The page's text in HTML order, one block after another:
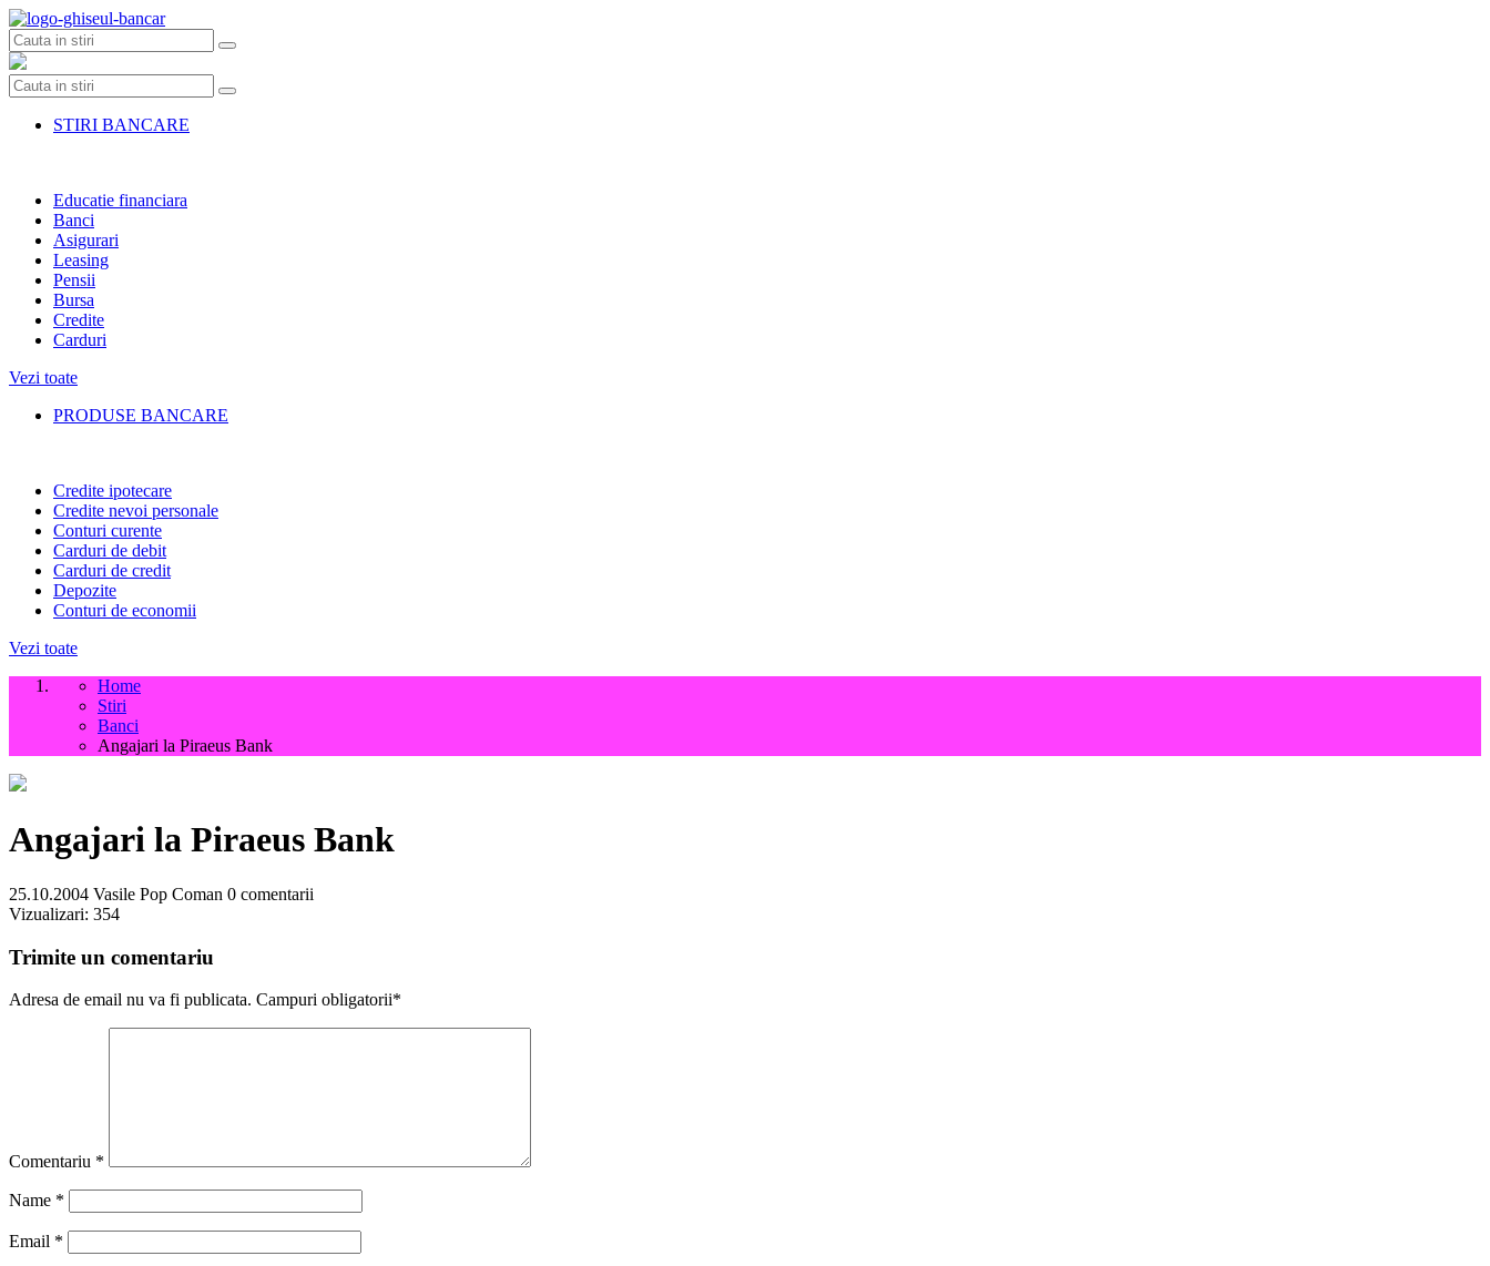
Skip
to
content
STIRI BANCARE
Educatie financiara
Banci
Asigurari
Leasing
Pensii
Bursa
Credite
Carduri
Vezi toate
PRODUSE BANCARE
Credite ipotecare
Credite nevoi personale
Conturi curente
Carduri de debit
Carduri de credit
Depozite
Conturi de economii
Vezi toate
Home
Stiri
Banci
Angajari la Piraeus Bank
Angajari la Piraeus Bank
25.10.2004 Vasile Pop Coman 0 comentarii
Vizualizari: 354
Trimite un comentariu
Adresa de email nu va fi publicata. Campuri obligatorii*
Comentariu *
Name *
Email *